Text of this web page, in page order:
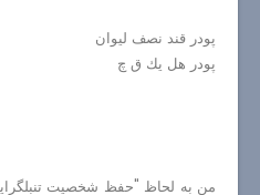
پودر قند نصف ليوان
پودر هل يك ق چ
من به لحاظ "حفظ شخصيت